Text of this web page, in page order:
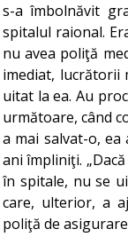
s-a îmbolnăvit
spitalul raional.
nu avea poliţă
imediat, lucrătorii
uitat la ea. Au
următoare, când
a mai salvat-o, ea
ani împliniţi.
în spitale, nu se
care, ulterior, a
poliţă de